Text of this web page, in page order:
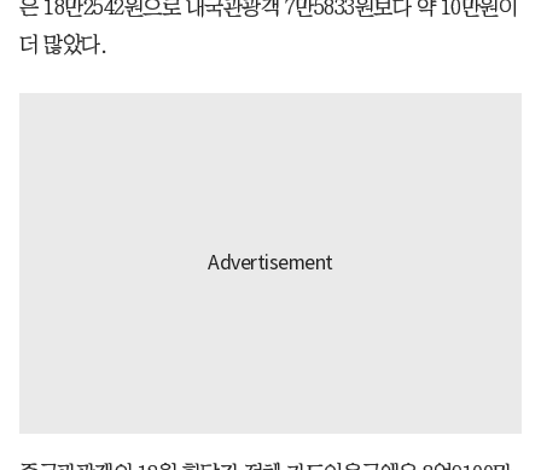
은 18만2542원으로 내국관광객 7만5833원보다 약 10만원이
더 많았다.